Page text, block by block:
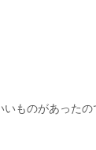
ものがあった